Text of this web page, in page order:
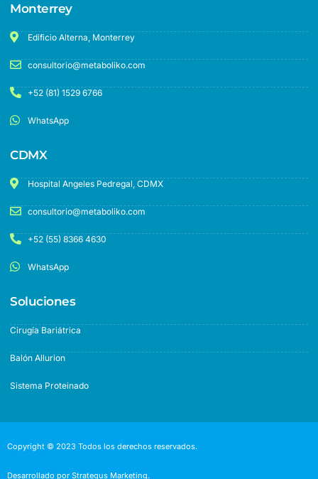
Monterrey
Edificio Alterna, Monterrey
consultorio@metaboliko.com
+52 (81) 1529 6766
WhatsApp
CDMX
Hospital Angeles Pedregal, CDMX
consultorio@metaboliko.com
+52 (55) 8366 4630
WhatsApp
Soluciones
Cirugía Bariátrica
Balón Allurion
Sistema Proteinado
Copyright © 2023 Todos los derechos reservados.
Desarrollado por Strategus Marketing.